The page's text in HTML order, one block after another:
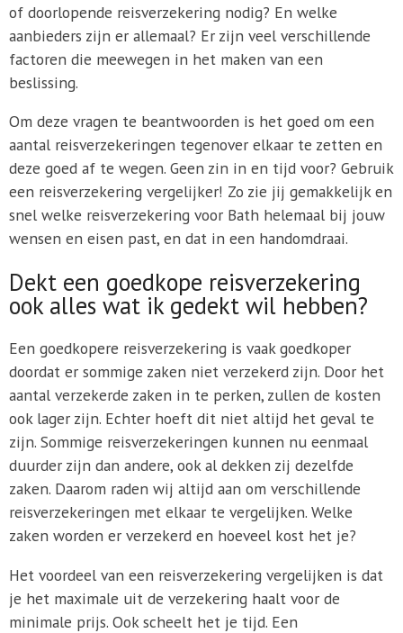
of doorlopende reisverzekering nodig? En welke
aanbieders zijn er allemaal? Er zijn veel verschillende
factoren die meewegen in het maken van een
beslissing.
Om deze vragen te beantwoorden is het goed om een
aantal reisverzekeringen tegenover elkaar te zetten en
deze goed af te wegen. Geen zin in en tijd voor? Gebruik
een reisverzekering vergelijker! Zo zie jij gemakkelijk en
snel welke reisverzekering voor Bath helemaal bij jouw
wensen en eisen past, en dat in een handomdraai.
Dekt een goedkope reisverzekering
ook alles wat ik gedekt wil hebben?
Een goedkopere reisverzekering is vaak goedkoper
doordat er sommige zaken niet verzekerd zijn. Door het
aantal verzekerde zaken in te perken, zullen de kosten
ook lager zijn. Echter hoeft dit niet altijd het geval te
zijn. Sommige reisverzekeringen kunnen nu eenmaal
duurder zijn dan andere, ook al dekken zij dezelfde
zaken. Daarom raden wij altijd aan om verschillende
reisverzekeringen met elkaar te vergelijken. Welke
zaken worden er verzekerd en hoeveel kost het je?
Het voordeel van een reisverzekering vergelijken is dat
je het maximale uit de verzekering haalt voor de
minimale prijs. Ook scheelt het je tijd. Een